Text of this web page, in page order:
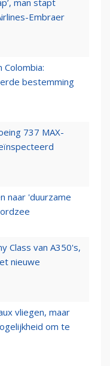
man stapt
Embraer
Colombia:
bestemming
737 MAX-
naar 'duurzame
Class van A350's,
nieuwe
vliegen, maar
om te